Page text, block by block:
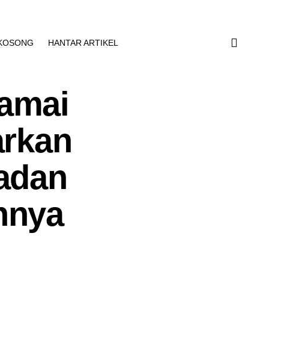
HANTAR ARTIKEL